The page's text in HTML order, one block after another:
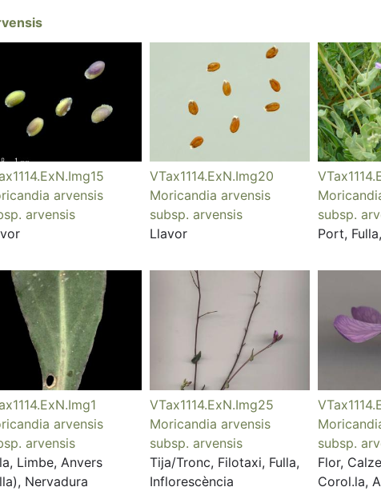
arvensis
arvensis
VTax1114.ExN.Img20
Moricandia arvensis
subsp. arvensis
Llavor
subsp.
Port,
arvensis
arvensis
Limbe, Anvers
Nervadura
VTax1114.ExN.Img25
Moricandia arvensis
subsp. arvensis
Tija/Tronc, Filotaxi, Fulla,
Inflorescència
subsp.
Flor,
Corol.la,